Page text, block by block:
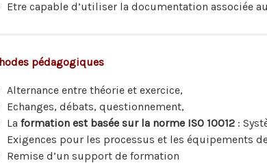
Etre capable d’utiliser la documentation associée
pédagogiques
Alternance entre théorie et exercice,
Echanges, débats, questionnement,
La formation est basée sur la norme ISO 10012 :
Exigences pour les processus et les équipements
Remise d’un support de formation